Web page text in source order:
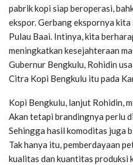
pabrik kopi siap beroperasi,
ekspor. Gerbang ekspornya
Pulau Baai. Intinya, kita
meningkatkan kesejahteraan
Gubernur Bengkulu, Rohidin
Citra Kopi Bengkulu itu pada
Kopi Bengkulu, lanjut Rohidin,
Akan tetapi brandingnya perlu
Sehingga hasil komoditas juga
Tak hanya itu, pemberdayaan
kualitas dan kuantitas produksi